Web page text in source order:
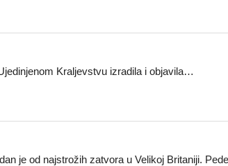
Kraljevstvu izradila i objavila…
je od najstrožih zatvora u Velikoj Britaniji.